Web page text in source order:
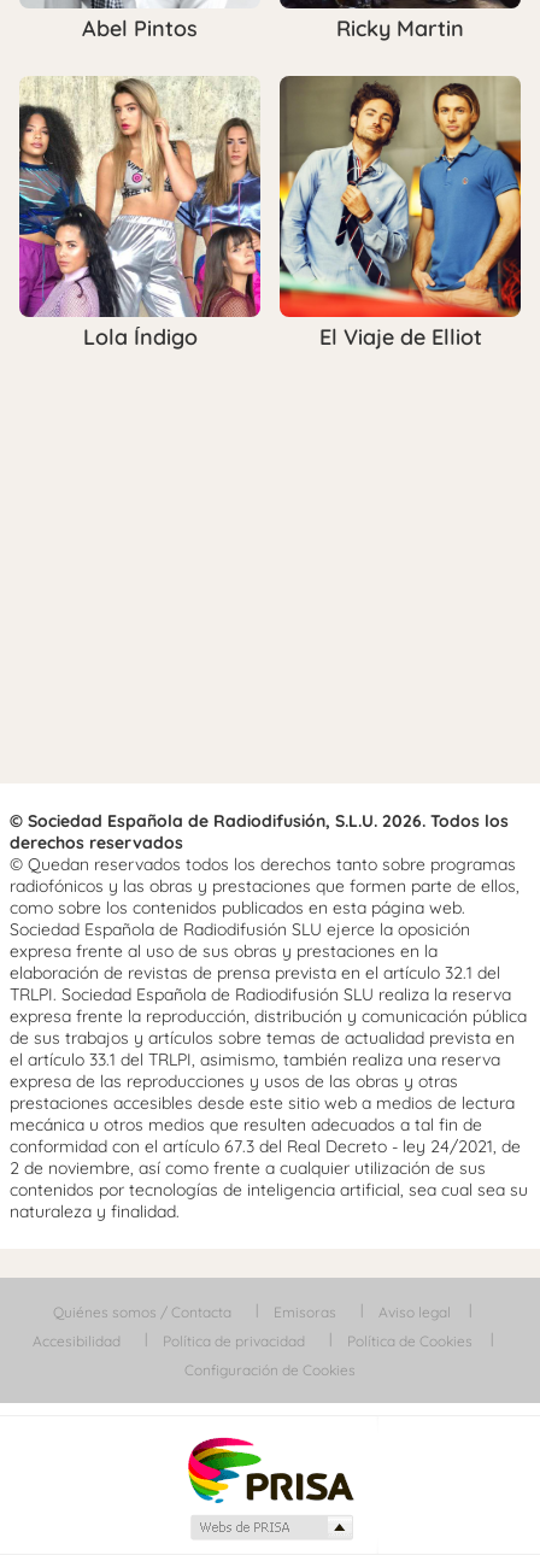
Abel Pintos Ricky Martin
Lola Índigo El Viaje de Elliot
© Sociedad Española de Radiodifusión, S.L.U. 2026. Todos los
derechos reservados
© Quedan reservados todos los derechos tanto sobre programas
radiofónicos y las obras y prestaciones que formen parte de ellos,
como sobre los contenidos publicados en esta página web.
Sociedad Española de Radiodifusión SLU ejerce la oposición
expresa frente al uso de sus obras y prestaciones en la
elaboración de revistas de prensa prevista en el artículo 32.1 del
TRLPI. Sociedad Española de Radiodifusión SLU realiza la reserva
expresa frente la reproducción, distribución y comunicación pública
de sus trabajos y artículos sobre temas de actualidad prevista en
el artículo 33.1 del TRLPI, asimismo, también realiza una reserva
expresa de las reproducciones y usos de las obras y otras
prestaciones accesibles desde este sitio web a medios de lectura
mecánica u otros medios que resulten adecuados a tal fin de
conformidad con el artículo 67.3 del Real Decreto - ley 24/2021, de
2 de noviembre, así como frente a cualquier utilización de sus
contenidos por tecnologías de inteligencia artificial, sea cual sea su
naturaleza y finalidad.
Quiénes somos / Contacta Emisoras
Aviso legal
Accesibilidad
Política de privacidad
Política de Cookies
Configuración de Cookies